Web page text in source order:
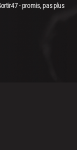
- promis, pas plus